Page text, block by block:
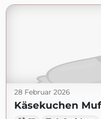
28 Februar 2026
Käsekuchen